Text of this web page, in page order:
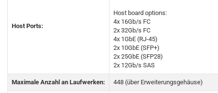
Host Ports:
Host board options:
4x 16Gb/s FC
2x 32Gb/s FC
4x 1GbE (RJ-45)
2x 10GbE (SFP+)
2x 25GbE (SFP28)
2x 12Gb/s SAS
Maximale Anzahl an Laufwerken: 448 (über Erweiterungsgehäuse)